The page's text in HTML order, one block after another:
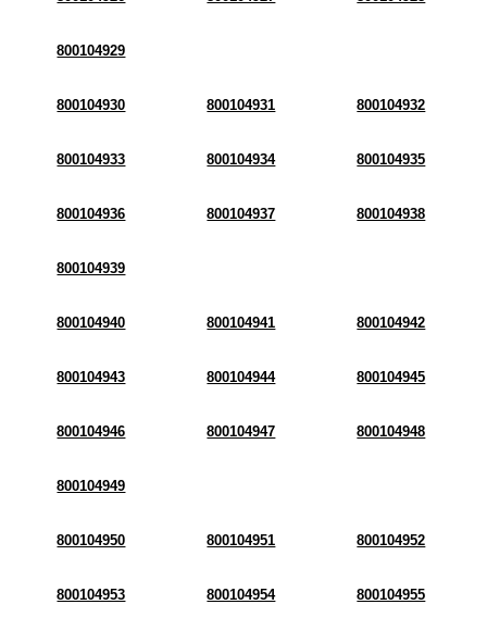
800104929
800104930 800104931 800104932
800104933 800104934 800104935
800104936 800104937 800104938
800104939
800104940 800104941 800104942
800104943 800104944 800104945
800104946 800104947 800104948
800104949
800104950 800104951 800104952
800104953 800104954 800104955